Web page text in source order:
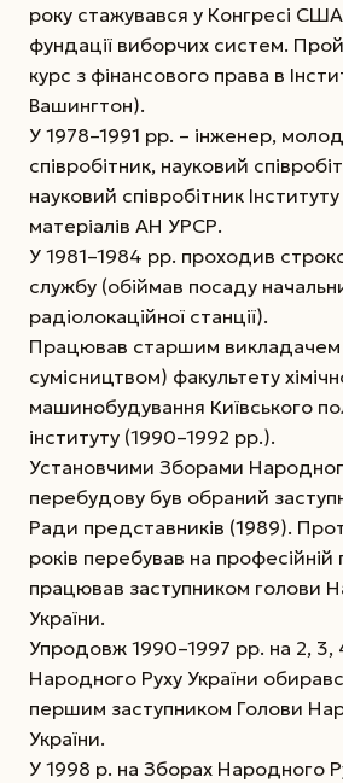
року стажувався у Конгресі
фундації виборчих систем.
курс з фінансового права в
Вашингтон).
У 1978–1991 рр. – інженер,
співробітник, науковий
науковий співробітник
матеріалів АН УРСР.
У 1981–1984 рр. проходив
службу (обіймав посаду
радіолокаційної станції).
Працював старшим викладачем
сумісництвом) факультету
машинобудування Київського
інституту (1990–1992 рр.).
Установчими Зборами
перебудову був обраний
Ради представників (1989).
років перебував на професійній
працював заступником голови
України.
Упродовж 1990–1997 рр. на 2, 3,
Народного Руху України
першим заступником Голови
України.
У 1998 р. на Зборах Народного